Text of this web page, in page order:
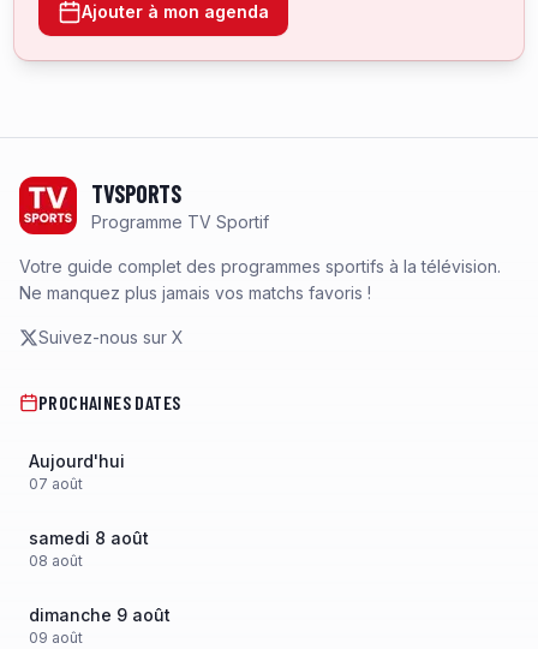
Ajouter à mon agenda
TVSPORTS
Programme TV Sportif
Votre guide complet des programmes sportifs à la télévision.
Ne manquez plus jamais vos matchs favoris !
Suivez-nous sur X
PROCHAINES DATES
Aujourd'hui
07 août
samedi 8 août
08 août
dimanche 9 août
09 août